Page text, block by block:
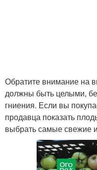
Черная плесень
Обратите внимание на
должны быть целыми,
гниения. Если вы
продавца показать
выбрать самые свежие